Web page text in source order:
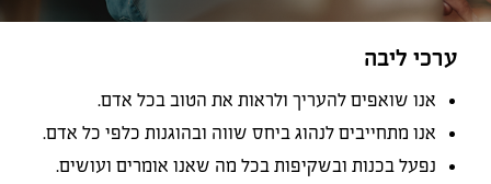
ערכי ליבה
אנו שואפים להעריך ולראות את הטוב בכל אדם.
אנו מתחייבים לנהוג ביחס שווה ובהוגנות כלפי כל אדם.
נפעל בכנות ובשקיפות בכל מה שאנו אומרים ועושים.